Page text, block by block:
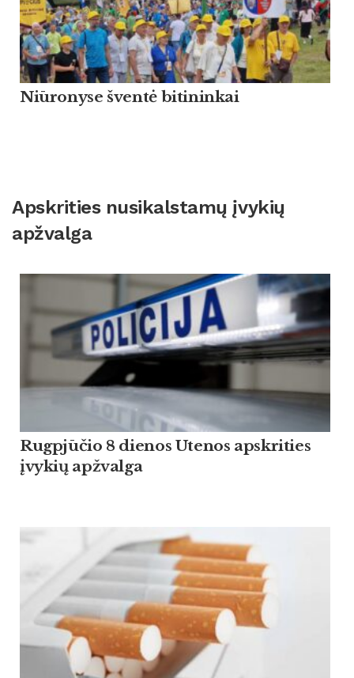
Niūronyse šventė bitininkai
Apskrities nusikalstamų įvykių
apžvalga
Rugpjūčio 8 dienos Utenos apskrities
įvykių apžvalga